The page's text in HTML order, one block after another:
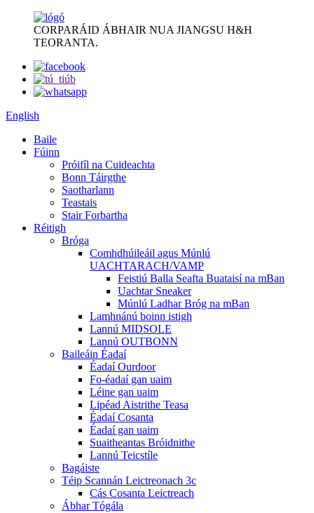
CORPARÁID ÁBHAIR NUA JIANGSU H&H
TEORANTA.
English
Baile
Fúinn
Próifíl na Cuideachta
Bonn Táirgthe
Saotharlann
Teastais
Stair Forbartha
Réitigh
Bróga
Comhdhúileáil agus Múnlú
UACHTARACH/VAMP
Feistiú Balla Seafta Buataisí na mBan
Uachtar Sneaker
Múnlú Ladhar Bróg na mBan
Lamhnánú boinn istigh
Lannú MIDSOLE
Lannú OUTBONN
Baileáin Éadaí
Éadaí Ourdoor
Fo-éadaí gan uaim
Léine gan uaim
Lipéad Aistrithe Teasa
Éadaí Cosanta
Éadaí gan uaim
Suaitheantas Bróidnithe
Lannú Teicstíle
Bagáiste
Téip Scannán Leictreonach 3c
Cás Cosanta Leictreach
Ábhar Tógála